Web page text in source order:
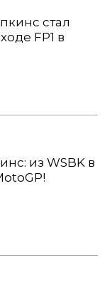
стал
FP1 в
из WSBK в